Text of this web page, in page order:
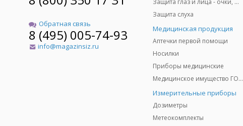
Обратная связь
8 (495) 005-74-93
info@magazinsiz.ru
Защита слуха
Медицинская продукция
Аптечки первой помощи
Носилки
Приборы медицинские
Медицинское имущество ГО и ЧС
Измерительные приборы
Дозиметры
Метеокомплекты